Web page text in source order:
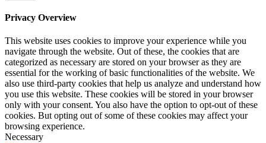
Privacy Overview
This website uses cookies to improve your experience while you
navigate through the website. Out of these, the cookies that are
categorized as necessary are stored on your browser as they are
essential for the working of basic functionalities of the website. We
also use third-party cookies that help us analyze and understand how
you use this website. These cookies will be stored in your browser
only with your consent. You also have the option to opt-out of these
cookies. But opting out of some of these cookies may affect your
browsing experience.
Necessary